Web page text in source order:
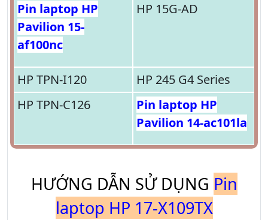
Pin laptop HP
Pavilion 15-
af100nc
HP 15G-AD
HP TPN-I120
HP 245 G4 Series
HP TPN-C126
Pin laptop HP
Pavilion 14-ac101la
HƯỚNG DẪN SỬ DỤNG Pin
laptop HP 17-X109TX